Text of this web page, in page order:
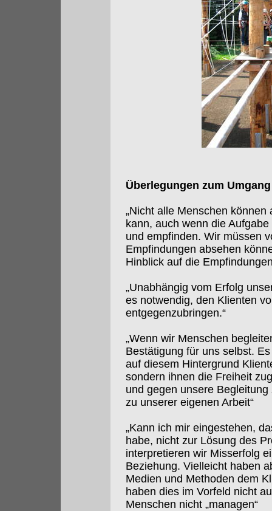
Überlegungen zum
„Nicht alle Menschen
kann, auch wenn die
und empfinden. Wir müssen
Empfindungen absehen
Hinblick auf die
„Unabhängig vom Erfolg
es notwendig, den Klienten
entgegenzubringen.“
„Wenn wir Menschen
Bestätigung für uns selbst.
auf diesem Hintergrund
sondern ihnen die Freiheit
und gegen unsere
zu unserer eigenen Arbeit“
„Kann ich mir eingestehen,
habe, nicht zur Lösung des
interpretieren wir Misserfolg
Beziehung. Vielleicht haben
Medien und Methoden dem
haben dies im Vorfeld nicht
Menschen nicht „managen“